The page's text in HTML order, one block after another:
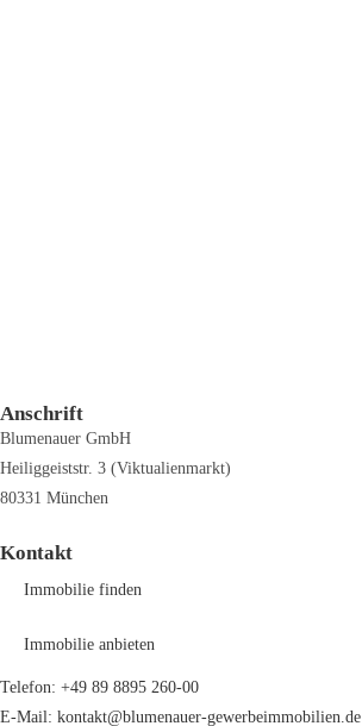
Anschrift
Blumenauer GmbH
Heiliggeiststr. 3 (Viktualienmarkt)
80331 München
Kontakt
Immobilie finden
Immobilie anbieten
Telefon: +49 89 8895 260-00
E-Mail: kontakt@blumenauer-gewerbeimmobilien.de